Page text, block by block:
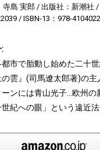
寺島 実郎 出版社：新潮社
ISBN-13：978-
市で胎動し始めた二十
の雲』(司馬遼太郎著)の
ンには青山光子…欧州の
世紀への眼」という遠近